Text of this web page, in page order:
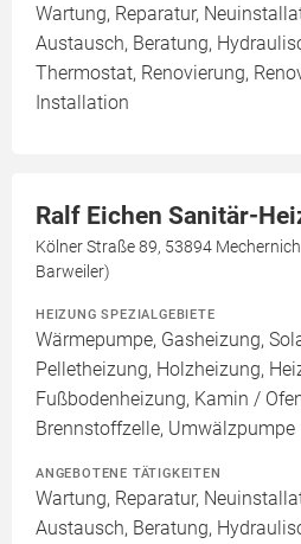
Wartung, Reparatur,
Austausch, Beratung,
Thermostat, Renovierung,
Installation
Ralf Eichen Sanitär-
Kölner Straße 89, 53894
Barweiler)
HEIZUNG SPEZIALGEBIETE
Wärmepumpe, Gasheizung,
Pelletheizung, Holzheizung,
Fußbodenheizung, Kamin /
Brennstoffzelle, Umwälzpumpe
ANGEBOTENE TÄTIGKEITEN
Wartung, Reparatur,
Austausch, Beratung,